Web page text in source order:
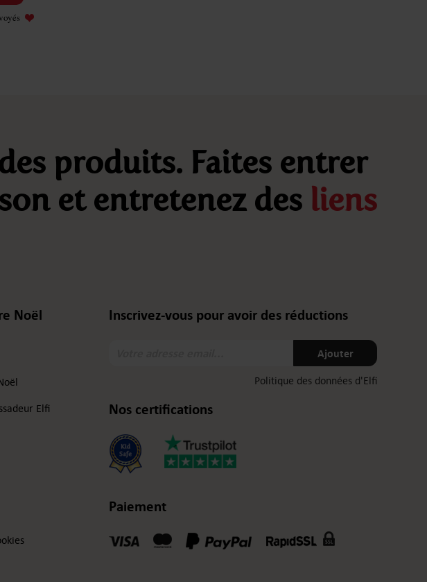
produits. Faites entrer
et entretenez des liens
Noël
Elfi
Inscrivez-vous pour avoir des réductions
Ajouter
Politique des données d'Elfi
Nos certifications
Paiement